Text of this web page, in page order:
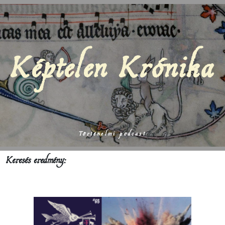
Képtelen Krónika
Történelmi podcast
Keresés eredmény: